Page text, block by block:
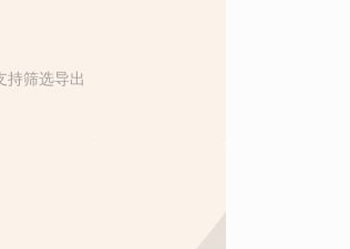
持筛选导出